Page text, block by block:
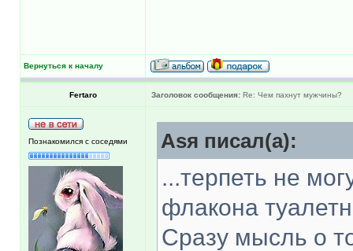
Вернуться к началу
Fertaro Заголовок сообщения: Re: Чем пахнут мужчины?
Познакомился с соседями Asя писал(а):
...терпеть не
флакона
Сразу мысль о